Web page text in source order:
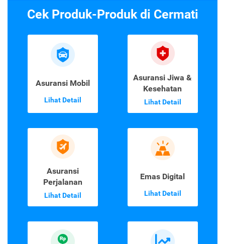
Cek Produk-Produk di Cermati
Asuransi Mobil
Lihat Detail
Asuransi Jiwa &
Kesehatan
Lihat Detail
Asuransi
Perjalanan
Lihat Detail
Emas Digital
Lihat Detail